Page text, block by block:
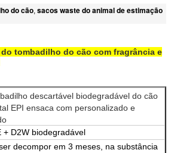
do cão, sacos waste do animal de estimação
tombadilho do cão com fragrância e
descartável biodegradável do cão
EPI ensaca com personalizado e
+ D2W biodegradável
decompor em 3 meses, na substância